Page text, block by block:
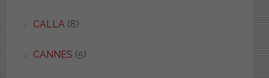
CALLA (8)
CANNES (5)